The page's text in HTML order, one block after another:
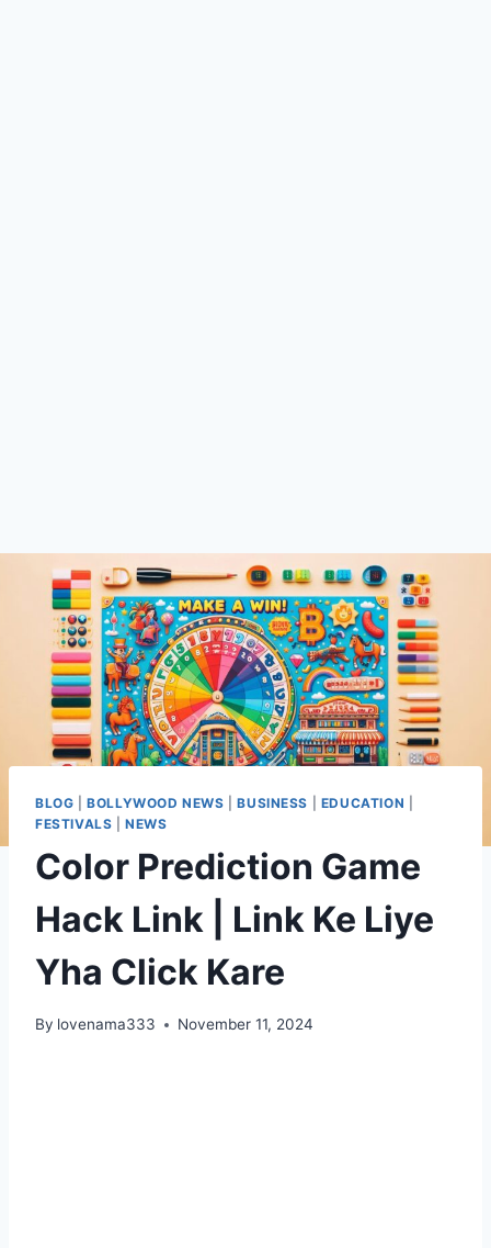
BLOG |BOLLYWOOD NEWS |BUSINESS EDUCATION
FESTIVALS |NEWS
Color Prediction Game
Hack Link | Link Ke Liye
Yha Click Kare
By lovenama333 November 11, 2024